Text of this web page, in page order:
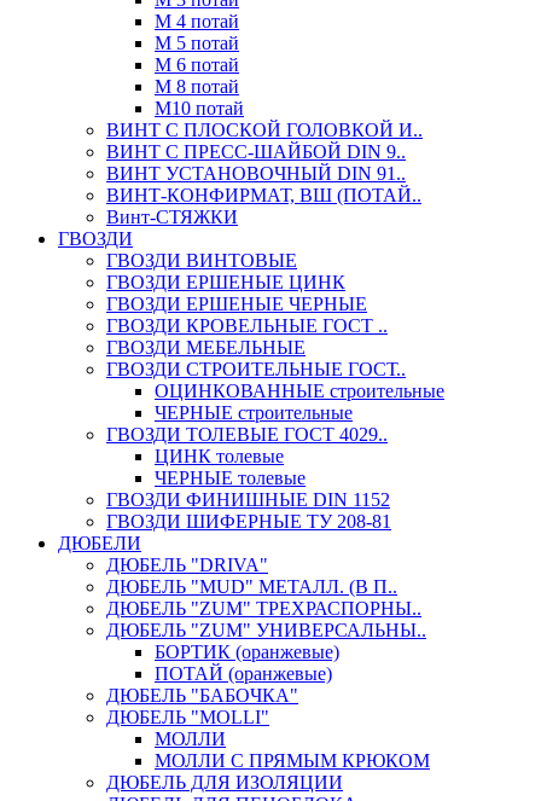
М 4 потай
М 5 потай
М 6 потай
М 8 потай
М10 потай
ВИНТ С ПЛОСКОЙ ГОЛОВКОЙ И..
ВИНТ С ПРЕСС-ШАЙБОЙ DIN 9..
ВИНТ УСТАНОВОЧНЫЙ DIN 91..
ВИНТ-КОНФИРМАТ, ВШ (ПОТАЙ..
Винт-СТЯЖКИ
ГВОЗДИ
ГВОЗДИ ВИНТОВЫЕ
ГВОЗДИ ЕРШЕНЫЕ ЦИНК
ГВОЗДИ ЕРШЕНЫЕ ЧЕРНЫЕ
ГВОЗДИ КРОВЕЛЬНЫЕ ГОСТ ..
ГВОЗДИ МЕБЕЛЬНЫЕ
ГВОЗДИ СТРОИТЕЛЬНЫЕ ГОСТ..
ОЦИНКОВАННЫЕ строительные
ЧЕРНЫЕ строительные
ГВОЗДИ ТОЛЕВЫЕ ГОСТ 4029..
ЦИНК толевые
ЧЕРНЫЕ толевые
ГВОЗДИ ФИНИШНЫЕ DIN 1152
ГВОЗДИ ШИФЕРНЫЕ ТУ 208-81
ДЮБЕЛИ
ДЮБЕЛЬ "DRIVA"
ДЮБЕЛЬ "MUD" МЕТАЛЛ. (В П..
ДЮБЕЛЬ "ZUM" ТРЕХРАСПОРНЫ..
ДЮБЕЛЬ "ZUM" УНИВЕРСАЛЬНЫ..
БОРТИК (оранжевые)
ПОТАЙ (оранжевые)
ДЮБЕЛЬ "БАБОЧКА"
ДЮБЕЛЬ "МOLLI"
МОЛЛИ
МОЛЛИ С ПРЯМЫМ КРЮКОМ
ДЮБЕЛЬ ДЛЯ ИЗОЛЯЦИИ